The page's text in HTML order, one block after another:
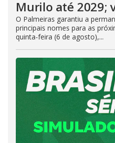
Murilo até 2029;
O Palmeiras garantiu a
principais nomes para as
quinta-feira (6 de agosto),...